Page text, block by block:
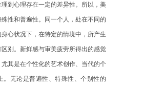
到心理存在一定的差异性。所以，美
性和普遍性。同一个人，处在不同的
心状况下，在特定的情境中，所产生
别。新鲜感与审美疲劳所得出的感觉
其是在个性化的艺术创作、当代的个
。无论是普遍性、特殊性、个别性的